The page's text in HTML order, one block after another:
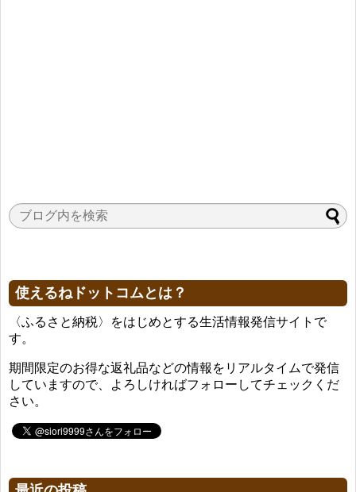
使えるねドットコムとは？
〈ふるさと納税〉をはじめとする生活情報発信サイトで
す。
期間限定のお得な返礼品などの情報をリアルタイムで発信
していますので、よろしければフォローしてチェックくだ
さい。